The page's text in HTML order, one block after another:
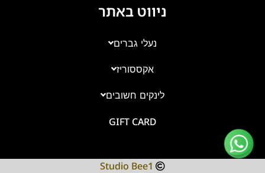
ניווט באתר
נעלי גברים
אקססוריז
לינקים חשובים
GIFT CARD
Studio Bee1